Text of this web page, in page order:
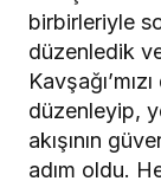
birbirleriyle
düzenledik
düzenleyip,
akışının
adım oldu.